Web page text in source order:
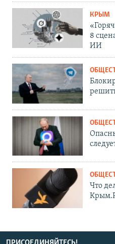
КРЫМ
8
ИИ
Что